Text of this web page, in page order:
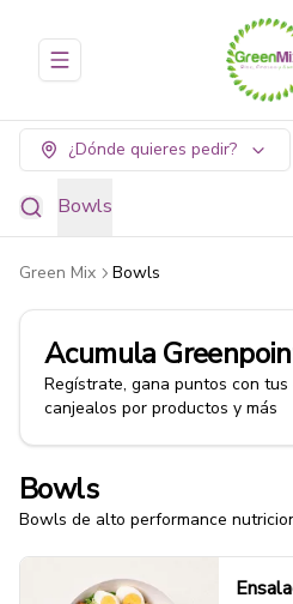
Abrir menu de navegación
¿Dónde quieres pedir?
Bowls
Green Mix Bowls
Acumula
Regístrate, gana puntos con tus
canjealos por productos y más
Bowls
Bowls de alto performance